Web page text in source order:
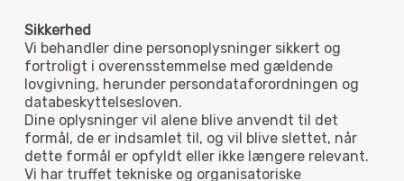
Sikkerhed
Vi behandler dine personoplysninger sikkert og
fortroligt i overensstemmelse med gældende
lovgivning, herunder persondataforordningen og
databeskyttelsesloven.
Dine oplysninger vil alene blive anvendt til det
formål, de er indsamlet til, og vil blive slettet, når
dette formål er opfyldt eller ikke længere relevant.
Vi har truffet tekniske og organisatoriske